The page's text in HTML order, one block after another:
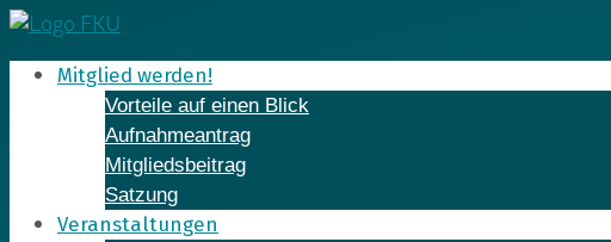
Skip
to
contentMitglied werden!
Vorteile auf einen Blick
Aufnahmeantrag
Mitgliedsbeitrag
Satzung
Veranstaltungen